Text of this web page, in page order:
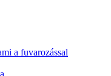
a fuvarozással